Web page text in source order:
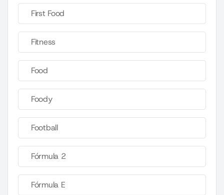
First Food
Fitness
Food
Foody
Football
Fórmula 2
Fórmula E